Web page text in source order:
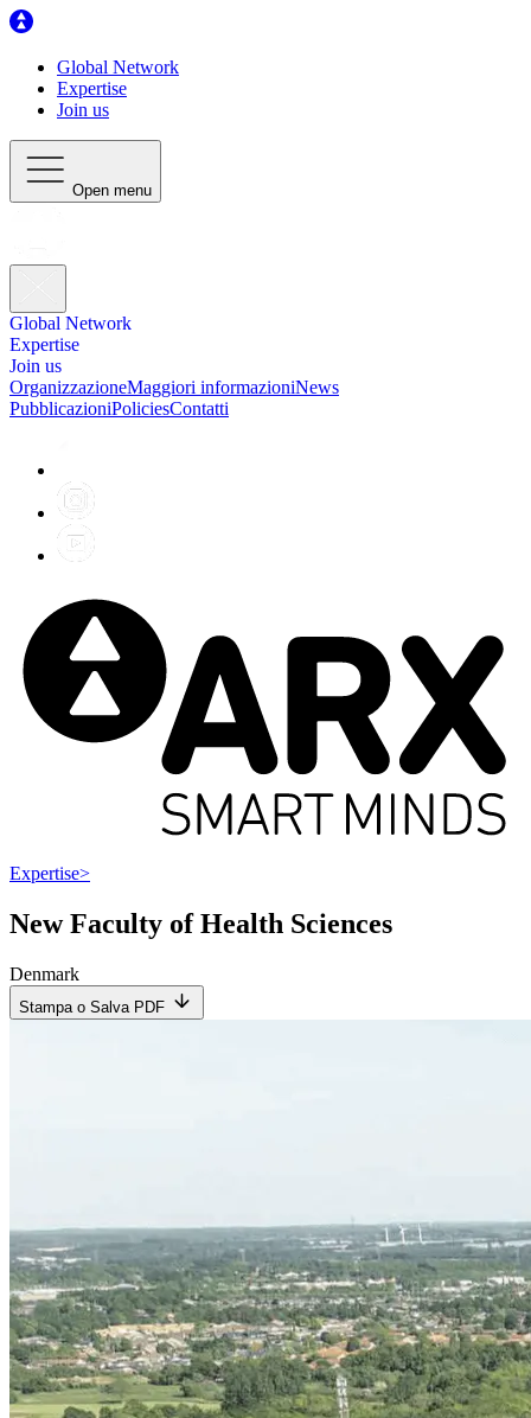
Global Network
Expertise
Join us
Open menu
Global Network
Expertise
Join us
OrganizzazioneMaggiori informazioniNews
PubblicazioniPoliciesContatti
Expertise>
New Faculty of Health Sciences
Denmark
Stampa o Salva PDF